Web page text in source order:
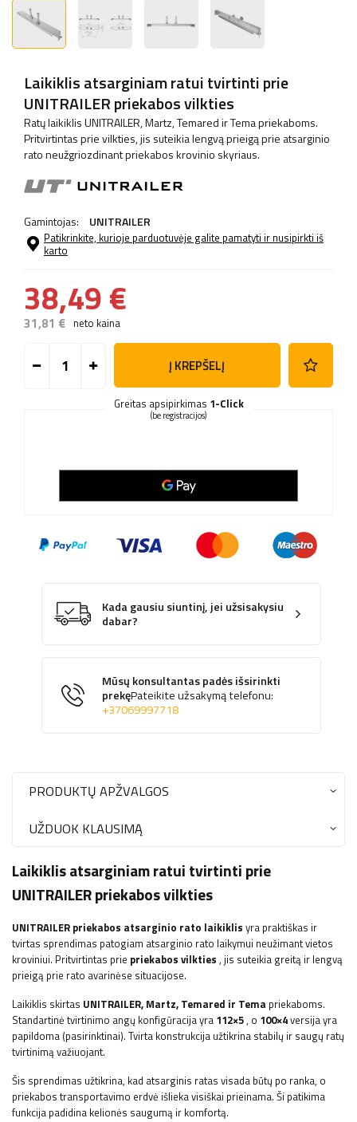
Laikiklis atsarginiam ratui tvirtinti prie
UNITRAILER priekabos vilkties
Ratų laikiklis UNITRAILER, Martz, Temared ir Tema priekaboms.
Pritvirtintas prie vilkties, jis suteikia lengvą prieigą prie atsarginio
rato neužgriozdinant priekabos krovinio skyriaus.
Gamintojas: UNITRAILER
Patikrinkite, kurioje parduotuvėje galite pamatyti ir nusipirkti iš
karto
38,49 €
31,81 € neto kaina
Į KREPŠELĮ
Greitas apsipirkimas 1-Click
(be registracijos)
Kada gausiu siuntinį, jei užsisakysiu
dabar?
Mūsų konsultantas padės išsirinkti
prekęPateikite užsakymą telefonu:
+37069997718
PRODUKTŲ APŽVALGOS
UŽDUOK KLAUSIMĄ
Laikiklis atsarginiam ratui tvirtinti prie
UNITRAILER priekabos vilkties
UNITRAILER priekabos atsarginio rato laikiklis yra praktiškas ir
tvirtas sprendimas patogiam atsarginio rato laikymui neužimant vietos
kroviniui. Pritvirtintas prie priekabos vilkties , jis suteikia greitą ir lengvą
prieigą prie rato avarinėse situacijose.
Laikiklis skirtas UNITRAILER, Martz, Temared ir Tema priekaboms.
Standartinė tvirtinimo angų konfigūracija yra 112×5, o 100×4versija yra
papildoma (pasirinktinai). Tvirta konstrukcija užtikrina stabilų ir saugų ratų
tvirtinimą važiuojant.
Šis sprendimas užtikrina, kad atsarginis ratas visada būtų po ranka, o
priekabos transportavimo erdvė išlieka visiškai prieinama. Ši patikima
funkcija padidina kelionės saugumą ir komfortą.